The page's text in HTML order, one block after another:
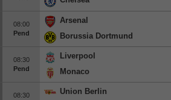
08:00
Pend
Arsenal
Borussia Dortmund
08:30
Pend
Liverpool
Monaco
08:30
Union Berlin
Europa League
Supercopa Europa
Partidos amistosos
Partidos televisados
Baloncesto